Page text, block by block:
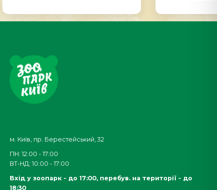
м. Київ, пр. Берестейський, 32
ПН: 12:00 - 17:00
ВТ-НД: 10:00 - 17:00
Вхід у зоопарк - до 17:00, перебув. на території - до
18:30